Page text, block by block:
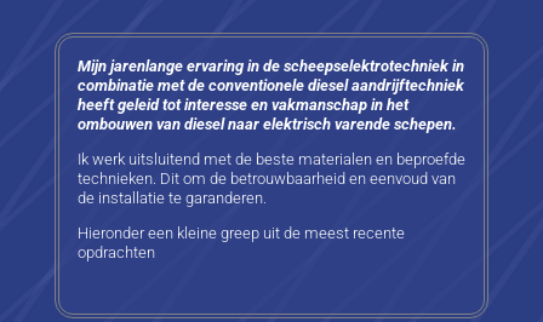
Mijn jarenlange ervaring in de scheepselektrotechniek in
combinatie met de conventionele diesel aandrijftechniek
heeft geleid tot interesse en vakmanschap in het
ombouwen van diesel naar elektrisch varende schepen.
Ik werk uitsluitend met de beste materialen en beproefde
technieken. Dit om de betrouwbaarheid en eenvoud van
de installatie te garanderen.
Hieronder een kleine greep uit de meest recente
opdrachten